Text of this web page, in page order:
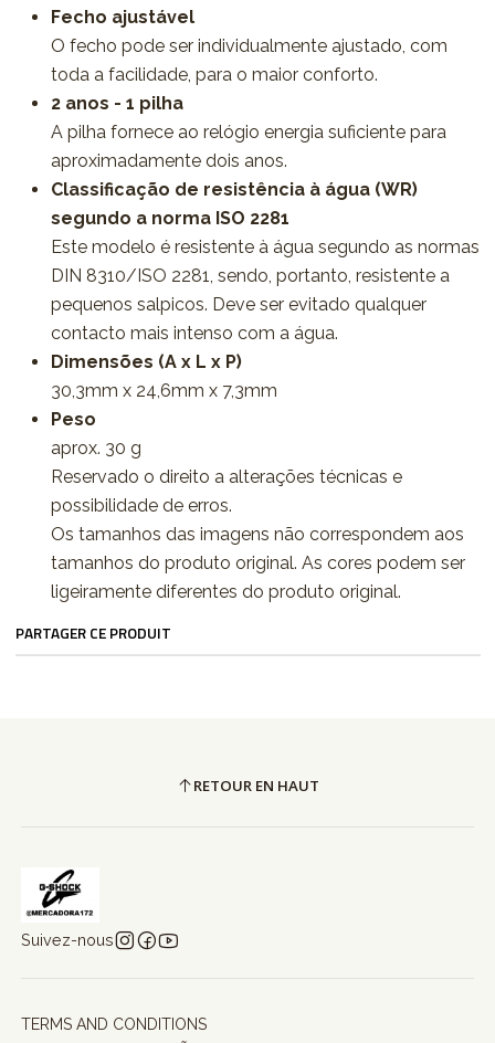
Fecho ajustável
O fecho pode ser individualmente ajustado, com
toda a facilidade, para o maior conforto.
2 anos - 1 pilha
A pilha fornece ao relógio energia suficiente para
aproximadamente dois anos.
Classificação de resistência à água (WR)
segundo a norma ISO 2281
Este modelo é resistente à água segundo as normas
DIN 8310/ISO 2281, sendo, portanto, resistente a
pequenos salpicos. Deve ser evitado qualquer
contacto mais intenso com a água.
Dimensões (A x L x P)
30,3mm x 24,6mm x 7,3mm
Peso
aprox. 30 g
Reservado o direito a alterações técnicas e
possibilidade de erros.
Os tamanhos das imagens não correspondem aos
tamanhos do produto original. As cores podem ser
ligeiramente diferentes do produto original.
PARTAGER CE PRODUIT
RETOUR EN HAUT
Suivez-nous
TERMS AND CONDITIONS